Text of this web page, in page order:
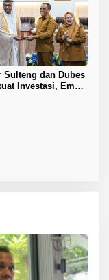
Sulteng dan Dubes
Investasi, Empat